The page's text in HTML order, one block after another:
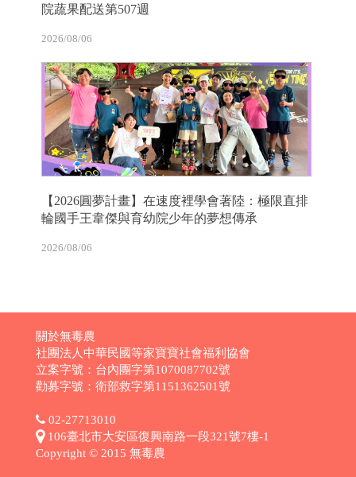
院蔬果配送第507週
2026/08/06
【2026圓夢計畫】在速度裡學會著陸：極限直排
輪國手王韋傑與育幼院少年的夢想傳承
2026/08/06
關於無毒農
社團法人中華民國等家寶寶社會福利協會
立案字號：台內團字第1070087702號
勸募字號：衛部救字第1151362501號
02-27713010
106臺北市大安區復興南路一段321號7樓-1
Copyright © 2015 無毒農